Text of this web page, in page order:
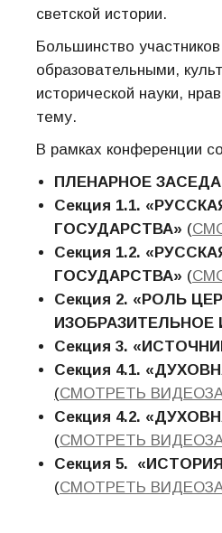
светской истории.
Большинство
образовательными,
исторической науки,
тему.
В рамках конференции
ПЛЕНАРНОЕ
Секция 1.1.
ГОСУДАРСТВА» (
Секция 1.2.
ГОСУДАРСТВА» (
Секция 2. «РОЛЬ
Секция 3. «
Секция 4.1. «
(СМОТРЕТЬ
Секция 4.2. «
(СМОТРЕТЬ
Секция 5.
(СМОТРЕТЬ